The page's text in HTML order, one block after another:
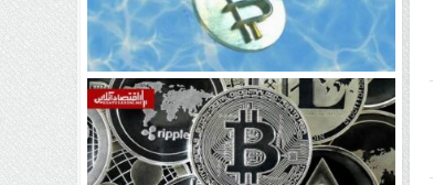
اتفاق تاریخی در بازار رمزارزها /
بیت‌کوین سبز شد